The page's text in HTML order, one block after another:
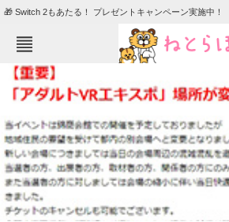
🎁 Switch 2もあたる！ プレゼントキャンペーン実施中！
ねとらぼメニュー
TOP ニュース
エンタメ クイズ
グルメ 地域
住まい 教育・育児
動物